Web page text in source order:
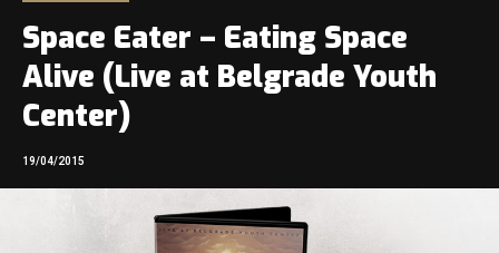
Space Eater – Eating Space
Alive (Live at Belgrade Youth
Center)
19/04/2015